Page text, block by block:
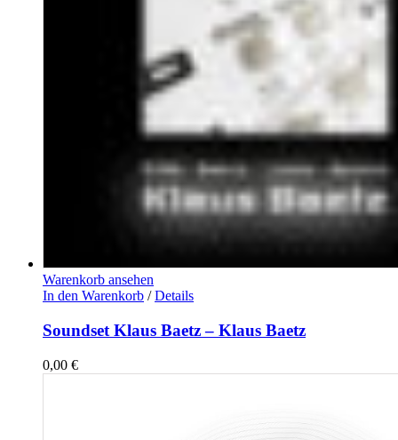
Warenkorb ansehen
In den Warenkorb / Details
Soundset Klaus Baetz – Klaus Baetz
0,00 €